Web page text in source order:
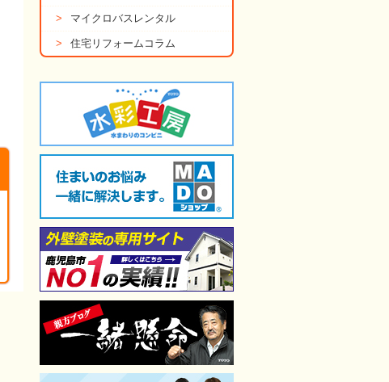
> マイクロバスレンタル
> 住宅リフォームコラム